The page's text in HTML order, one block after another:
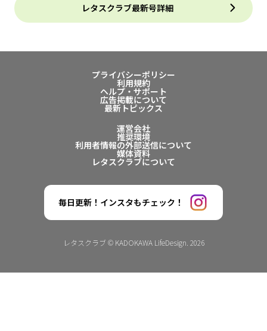
レタスクラブ最新号詳細
プライバシーポリシー
利用規約
ヘルプ・サポート
広告掲載について
最新トピックス
運営会社
推奨環境
利用者情報の外部送信について
媒体資料
レタスクラブについて
毎日更新！インスタもチェック！
レタスクラブ © KADOKAWA LifeDesign. 2026